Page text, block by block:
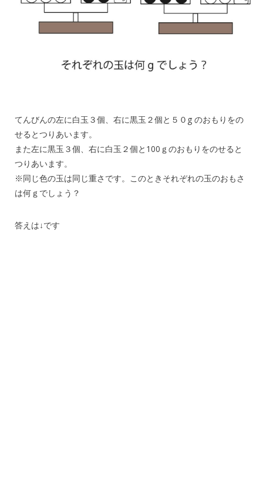
てんびんの左に白玉３個、右に黒玉２個と５０g のおもりをの
せるとつりあいます。
また左に黒玉３個、右に白玉２個と100ｇのおもりをのせると
つりあいます。
※同じ色の玉は同じ重さです。このときそれぞれの玉のおもさ
は何ｇでしょう？
答えは↓です